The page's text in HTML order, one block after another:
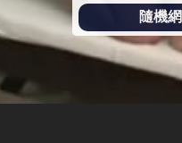
隨機